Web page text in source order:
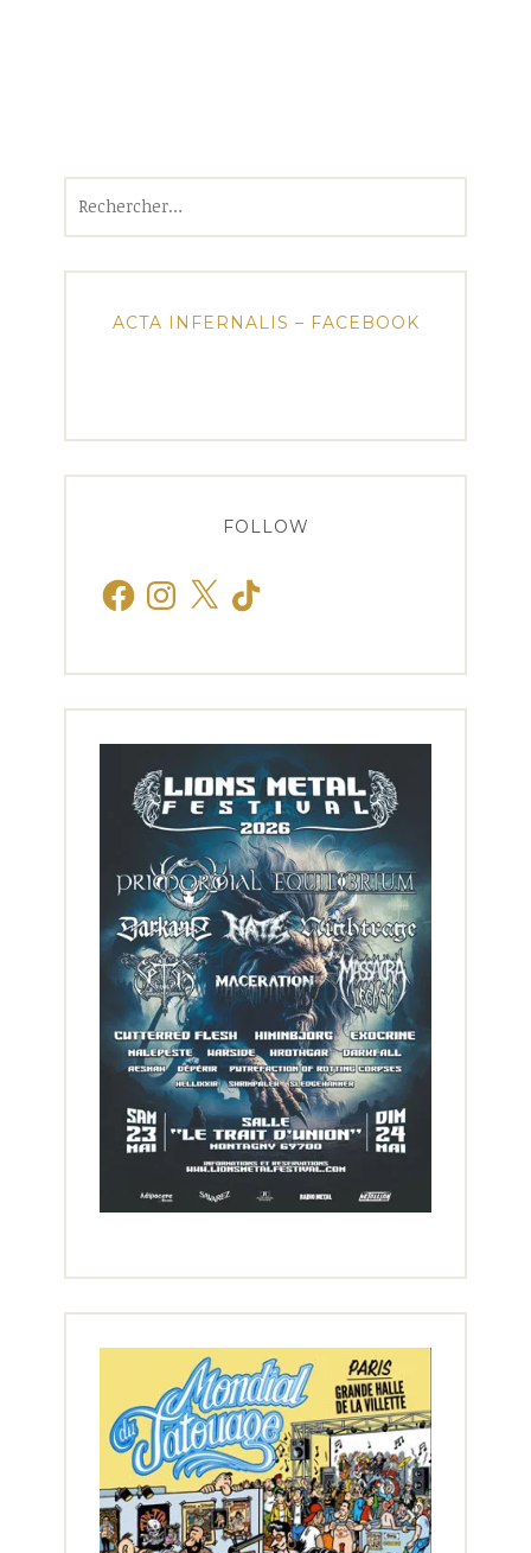
ACTA INFERNALIS – FACEBOOK
FOLLOW
FacebookInstagram
X TikTok